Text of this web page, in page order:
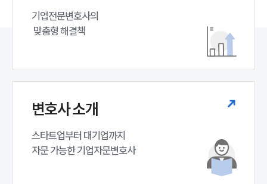
기업전문변호사의
맞춤형 해결책
변호사 소개
스타트업부터 대기업까지
자문 가능한 기업자문변호사